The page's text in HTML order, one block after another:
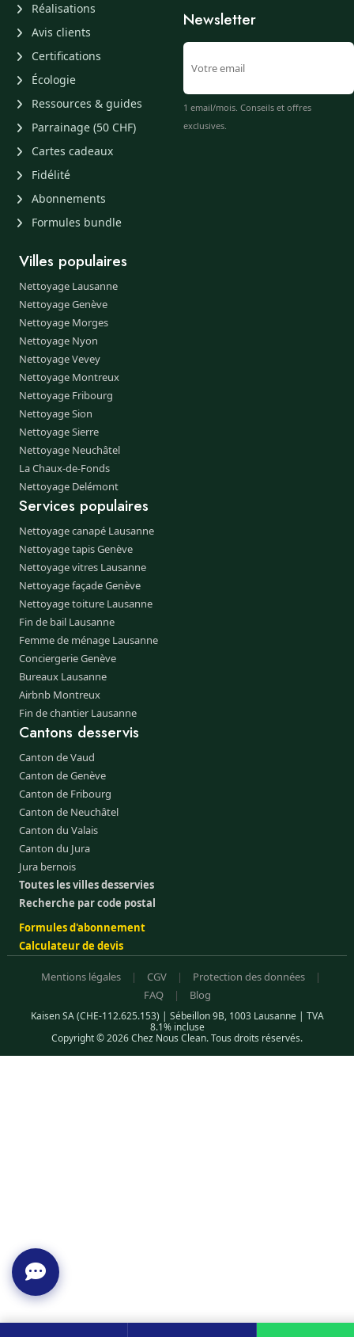
Réalisations
Avis clients
Certifications
Écologie
Ressources & guides
Parrainage (50 CHF)
Cartes cadeaux
Fidélité
Abonnements
Formules bundle
Newsletter
1 email/mois. Conseils et offres
exclusives.
Villes populaires
Nettoyage Lausanne
Nettoyage Genève
Nettoyage Morges
Nettoyage Nyon
Nettoyage Vevey
Nettoyage Montreux
Nettoyage Fribourg
Nettoyage Sion
Nettoyage Sierre
Nettoyage Neuchâtel
La Chaux-de-Fonds
Nettoyage Delémont
Services populaires
Nettoyage canapé Lausanne
Nettoyage tapis Genève
Nettoyage vitres Lausanne
Nettoyage façade Genève
Nettoyage toiture Lausanne
Fin de bail Lausanne
Femme de ménage Lausanne
Conciergerie Genève
Bureaux Lausanne
Airbnb Montreux
Fin de chantier Lausanne
Cantons desservis
Canton de Vaud
Canton de Genève
Canton de Fribourg
Canton de Neuchâtel
Canton du Valais
Canton du Jura
Jura bernois
Toutes les villes desservies
Recherche par code postal
Formules d'abonnement
Calculateur de devis
Mentions légales | CGV | Protection des données
|
FAQ
| Blog
Kaisen SA (CHE-112.625.153) | Sébeillon 9B, 1003 Lausanne | TVA
8.1% incluse
Copyright © 2026 Chez Nous Clean. Tous droits réservés.